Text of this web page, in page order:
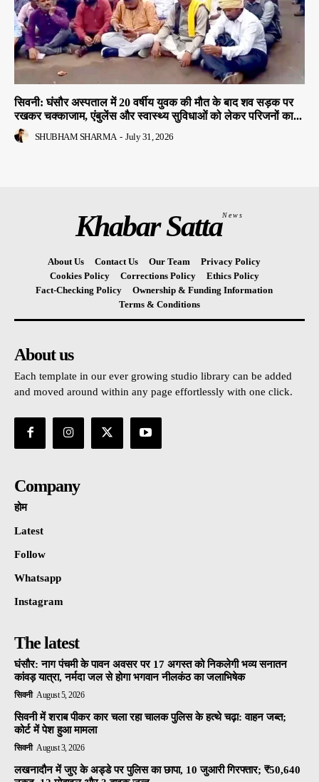
सिवनी: घंसौर अस्पताल में 20 वर्षीय युवक की मौत के बाद शव सड़क पर
रखकर चक्काजाम, एंबुलेंस और स्वास्थ्य सुविधाओं को लेकर परिजनों का...
SHUBHAM SHARMA - July 31, 2026
Khabar SattaNews
About Us Contact Us Our Team
Privacy Policy
Cookies Policy
Corrections Policy
Ethics Policy
Fact-Checking Policy
Ownership & Funding Information
Terms & Conditions
About us
Each template in our ever growing studio library can be added
and moved around within any page effortlessly with one click.
Company
होम
Latest
Follow
Whatsapp
Instagram
The latest
घंसौर: नाग पंचमी के पावन अवसर पर 17 अगस्त को निकलेगी भव्य सनातन
कांवड़ यात्रा, नर्मदा जल से होगा भगवान नीलकंठ का जलाभिषेक
सिवनी August 5, 2026
सिवनी में शराब पीकर कार चला रहा चालक पुलिस के हत्थे चढ़ा: वाहन जब्त;
कोर्ट में पेश हुआ मामला
सिवनी August 3, 2026
लखनादौन में जुए के अड्डे पर पुलिस का छापा, 10 जुआरी गिरफ्तार; ₹50,640